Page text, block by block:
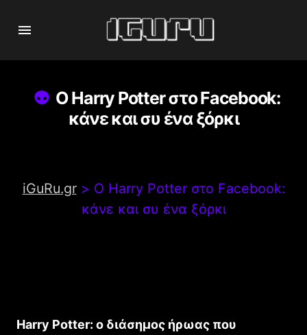
Ο Harry Potter στο Facebook:
κάνε και συ ένα ξόρκι
iGuRu.gr> Ο Harry Potter στο Facebook:
κάνε και συ ένα ξόρκι
Harry Potter: ο διάσημος ήρωας που